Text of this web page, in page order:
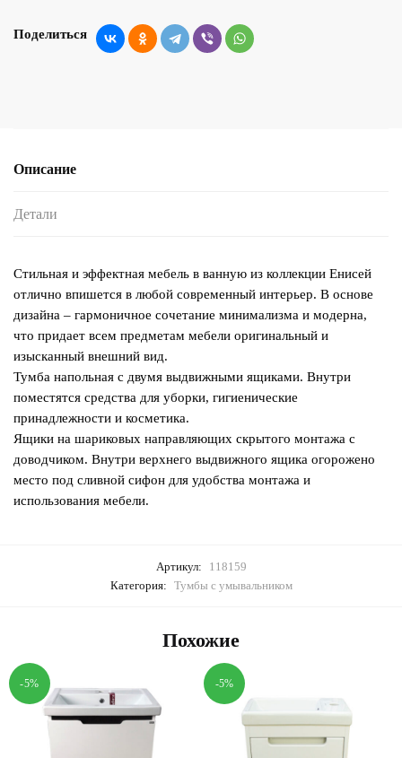
Поделиться
Описание
Детали
Стильная и эффектная мебель в ванную из коллекции Енисей
отлично впишется в любой современный интерьер. В основе
дизайна – гармоничное сочетание минимализма и модерна,
что придает всем предметам мебели оригинальный и
изысканный внешний вид.
Тумба напольная с двумя выдвижными ящиками. Внутри
поместятся средства для уборки, гигиенические
принадлежности и косметика.
Ящики на шариковых направляющих скрытого монтажа с
доводчиком. Внутри верхнего выдвижного ящика огорожено
место под сливной сифон для удобства монтажа и
использования мебели.
Артикул:
118159
Категория: Тумбы с умывальником
Похожие
-5% -5%